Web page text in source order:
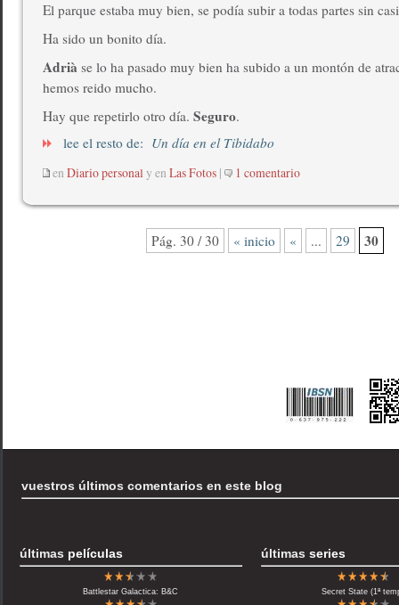
El parque estaba muy bien, se podía subir a todas partes sin
Ha sido un bonito día.
Adrià se lo ha pasado muy bien ha subido a un montón de
hemos reido mucho.
Hay que repetirlo otro día. Seguro.
lee el resto de: Un día en el Tibidabo
en Diario personaly en Las Fotos | 1 comentario
Pág. 30 / 30 « inicio « ... 29 30
vuestros últimos comentarios en este blog
últimas películas
Battlestar Galactica: B&C
últimas series
Secret State (1ª